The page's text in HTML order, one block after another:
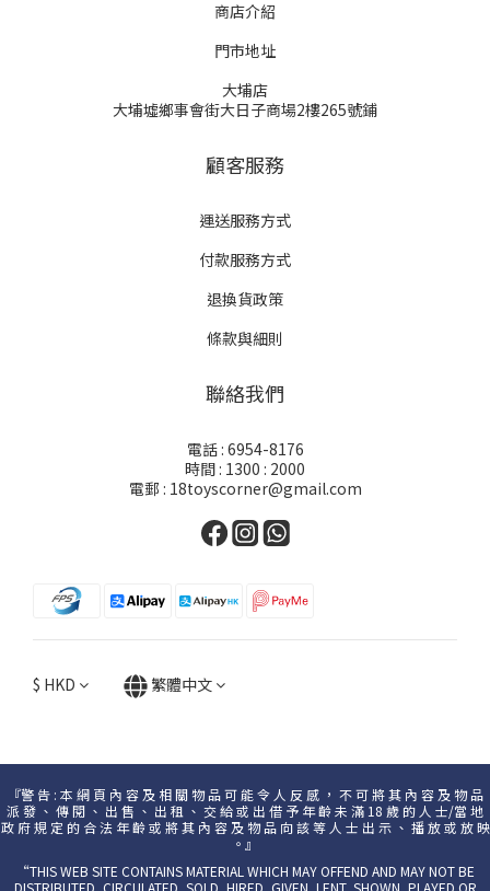
商店介紹
門市地址
大埔店
大埔墟鄉事會街大日子商場2樓265號鋪
顧客服務
運送服務方式
付款服務方式
退換貨政策
條款與細則
聯絡我們
電話 : 6954-8176
時間 : 1300 : 2000
電郵 : 18toyscorner@gmail.com
$ HKD 繁體中文
『警 告 : 本 網 頁 內 容 及 相 關 物 品 可 能 令 人 反 感 ， 不 可 將 其 內 容 及 物 品
派 發 、 傳 閱 、 出 售 、 出 租 、 交 給 或 出 借 予 年 齡 未 滿 18 歲 的 人 士/當 地
政 府 規 定 的 合 法 年 齡 或 將 其 內 容 及 物 品 向 該 等 人 士 出 示 、 播 放 或 放 映
。』
“THIS WEB SITE CONTAINS MATERIAL WHICH MAY OFFEND AND MAY NOT BE